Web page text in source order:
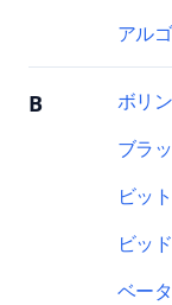
アル
B
ボリ
ブラ
ビット
ビッ
ベータ